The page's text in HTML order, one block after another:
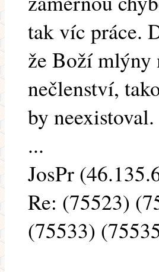
tak víc práce.
že Boží mlýny
nečlenství,
by neexistoval.
...
JosPr
Re: (75523)
(75533)